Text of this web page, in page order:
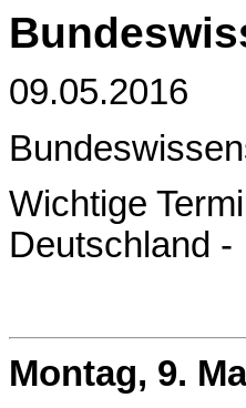
09.05.2016
Wichtige
Deutschland -
Montag, 9.